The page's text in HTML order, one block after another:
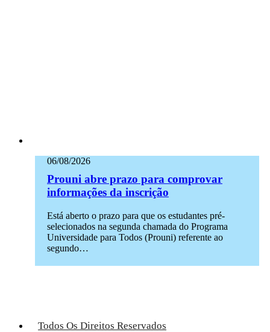
06/08/2026
Prouni abre prazo para comprovar
informações da inscrição
Está aberto o prazo para que os estudantes pré-
selecionados na segunda chamada do Programa
Universidade para Todos (Prouni) referente ao
segundo…
Todos Os Direitos Reservados